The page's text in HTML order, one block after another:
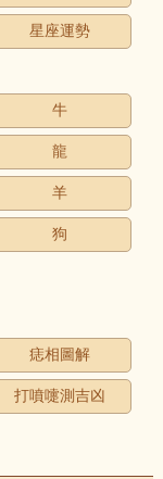
星座運勢
牛
龍
羊
狗
痣相圖解
打噴嚏測吉凶